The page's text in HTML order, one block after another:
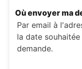
Où envoyer ma
Par email à
la date
demande.